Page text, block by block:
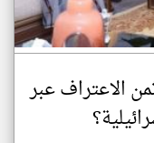
الاعتراف عبر